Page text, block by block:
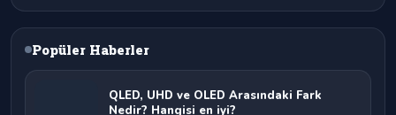
Popüler Haberler
QLED, UHD ve OLED Arasındaki Fark
Nedir? Hangisi en iyi?